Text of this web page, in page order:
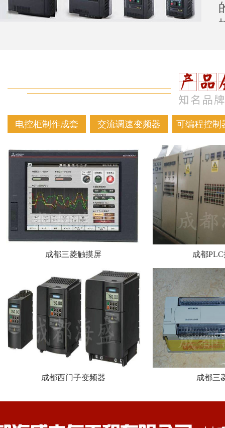
电控柜制作成套 交流调速变频器 可编程控制
成都三菱触摸屏 成都
成都西门子变频器 成都三